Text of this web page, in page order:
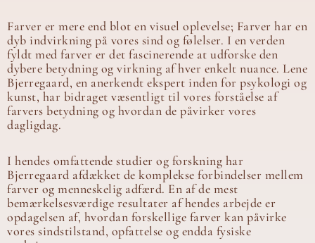
Farver er mere end blot en visuel oplevelse; Farver har en
dyb indvirkning på vores sind og følelser. I en verden
fyldt med farver er det fascinerende at udforske den
dybere betydning og virkning af hver enkelt nuance. Lene
Bjerregaard, en anerkendt ekspert inden for psykologi og
kunst, har bidraget væsentligt til vores forståelse af
farvers betydning og hvordan de påvirker vores
dagligdag.
I hendes omfattende studier og forskning har
Bjerregaard afdækket de komplekse forbindelser mellem
farver og menneskelig adfærd. En af de mest
bemærkelsesværdige resultater af hendes arbejde er
opdagelsen af, hvordan forskellige farver kan påvirke
vores sindstilstand, opfattelse og endda fysiske